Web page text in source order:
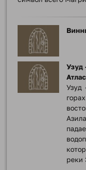
Узуд
Узуд
реки